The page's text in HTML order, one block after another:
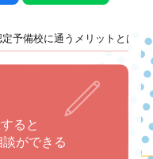
予備校に通うメリットとは
ると
ができる